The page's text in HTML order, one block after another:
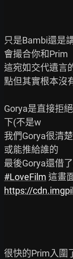
只是Bambi還是
會撮合你和Prim
這宛如交代遺言
點但其實根本沒
Gorya是直接拒
下(不是w
我們Gorya很清
或能推給誰的
#LoveFilm
https://
很快的Prim入圍